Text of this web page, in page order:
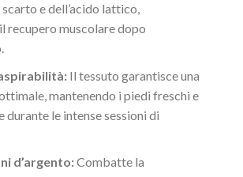
e dell’acido lattico,
recupero muscolare dopo
Il tessuto garantisce una
mantenendo i piedi freschi e
durante le intense sessioni di
d’argento:Combatte la